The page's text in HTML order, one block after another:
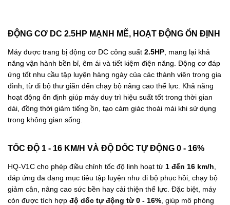
ĐỘNG CƠ DC 2.5HP MẠNH MẼ, HOẠT ĐỘNG ỔN ĐỊNH
Máy được trang bị động cơ DC công suất 2.5HP , mang lại khả
năng vận hành bền bỉ, êm ái và tiết kiệm điện năng. Động cơ đáp
ứng tốt nhu cầu tập luyện hàng ngày của các thành viên trong gia
đình, từ đi bộ thư giãn đến chạy bộ nâng cao thể lực. Khả năng
hoạt động ổn định giúp máy duy trì hiệu suất tốt trong thời gian
dài, đồng thời giảm tiếng ồn, tạo cảm giác thoải mái khi sử dụng
trong không gian sống.
TỐC ĐỘ 1 - 16 KM/H VÀ ĐỘ DỐC TỰ ĐỘNG 0 - 16%
HQ-V1C cho phép điều chỉnh tốc độ linh hoạt từ 1 đến 16 km/h
đáp ứng đa dạng mục tiêu tập luyện như đi bộ phục hồi, chạy bộ
giảm cân, nâng cao sức bền hay cải thiện thể lực. Đặc biệt, máy
còn được tích hợp độ dốc tự động từ 0 - 16% , giúp mô phỏng